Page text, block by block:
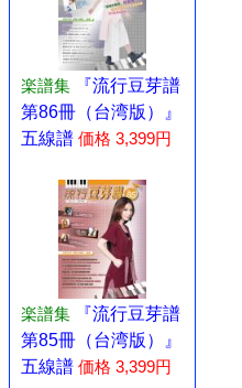
楽譜集
『流行豆芽譜
第86冊（台湾版）』
五線譜 価格 3,399円
楽譜集
『流行豆芽譜
第85冊（台湾版）』
五線譜 価格 3,399円